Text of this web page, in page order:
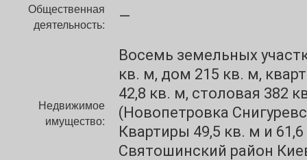
Общественная
деятельность:
—
Недвижимое
имущество:
Восемь земельных
кв. м, дом 215 кв. м,
42,8 кв. м, столовая 382
(Новопетровка
Квартиры 49,5 кв. м и
Святошинский район